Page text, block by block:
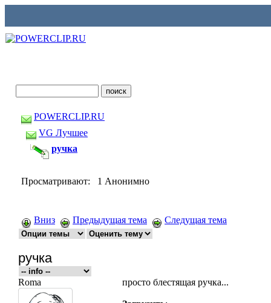
POWERCLIP.RU
VG Лучшее
ручка
Просматривают: 1 Анонимно
Вниз Предыдущая тема Следущая тема
ручка
Roma просто блестящая ручка...